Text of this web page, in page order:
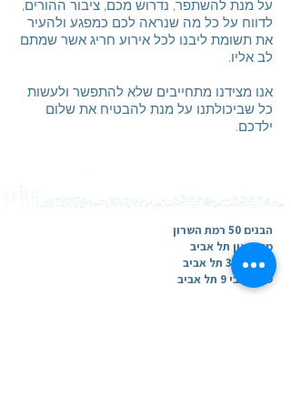
על מנת להשתפר, נדרוש מכם, ציבור ההורים,
לדווח על כל מה שנראה לכם כמפגע ולהעיר
את תשומת ליבנו לכל אירוע חריג אשר שמתם
לב אליו.
אנו מצידנו מתחייבים שלא להתפשר ולעשות
כל שביכולתנו על מנת להבטיח את שלום
ילדכם.
הבנים 50 רמת השרון
מידטאון תל אביב
ברטונוב 3 תל אביב
טירת צבי 9 תל אביב